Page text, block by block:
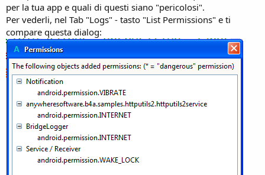
per la tua app e quali di questi siano "pericolosi".
Per vederli, nel Tab "Logs" - tasto "List Permissions" e ti
compare questa dialog: